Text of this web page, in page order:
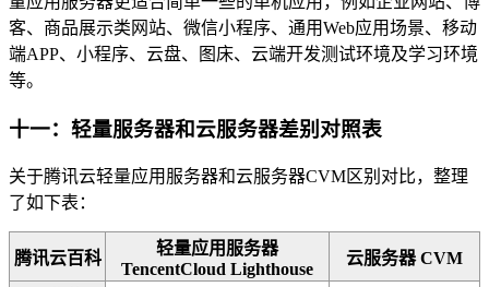
客、商品展示类网站、微信小程序、通用Web应用场景、移动
端APP、小程序、云盘、图床、云端开发测试环境及学习环境
等。
十一：轻量服务器和云服务器差别对照表
关于腾讯云轻量应用服务器和云服务器CVM区别对比，整理
了如下表：
腾讯云百科
轻量应用服务器
TencentCloud Lighthouse
云服务器 CVM